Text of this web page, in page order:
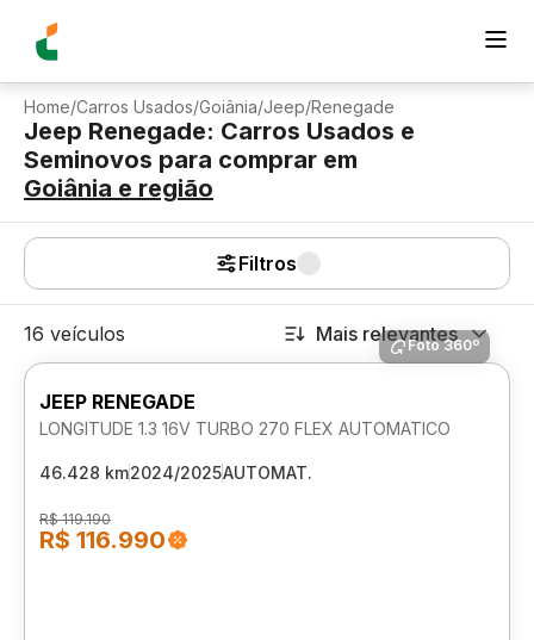
Home/Carros Usados/Goiânia/Jeep/Renegade
Jeep Renegade: Carros Usados e
Seminovos para comprar em
Goiânia e região
Filtros
16 veículos Mais relevantes
Foto 360º
JEEP RENEGADE
LONGITUDE 1.3 16V TURBO 270 FLEX AUTOMATICO
46.428 km2024/2025AUTOMAT.
R$ 119.190
R$ 116.990